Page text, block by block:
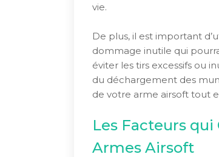
vie.
De plus, il est important
dommage inutile qui
éviter les tirs excessifs ou
du déchargement des
de votre arme airsoft tout
Les Facteurs
Armes Airsoft